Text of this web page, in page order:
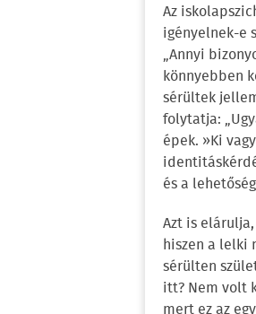
Az
igényelnek-e
„Annyi
könnyebben
sérültek
folytatja:
épek. »Ki
és a
Azt is
hiszen a lelki
sérülten
itt? Nem volt